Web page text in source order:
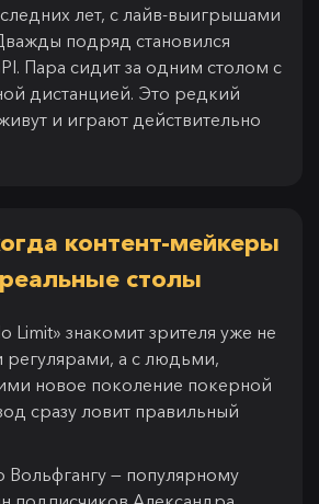
лет, с лайв-выигрышами
подряд становился
Пара сидит за одним столом с
дистанцией. Это редкий
и играют действительно
контент-мейкеры
столы
Limit» знакомит зрителя уже не
регулярами, а с людьми,
новое поколение покерной
сразу ловит правильный
Вольфгангу — популярному